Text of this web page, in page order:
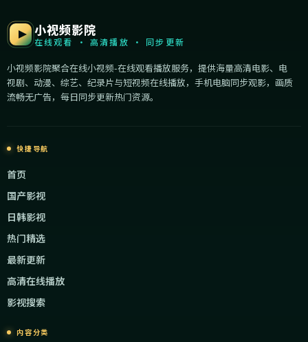
小视频影院
在线观看 · 高清播放 · 同步更新
小视频影院聚合在线小视频-在线观看播放服务，提供海量高清电影、电
视剧、动漫、综艺、纪录片与短视频在线播放，手机电脑同步观影，画质
流畅无广告，每日同步更新热门资源。
快捷导航
首页
国产影视
日韩影视
热门精选
最新更新
高清在线播放
影视搜索
内容分类